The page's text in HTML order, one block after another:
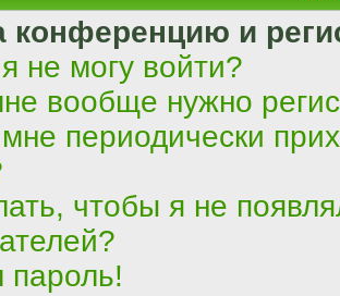
конференцию и
не могу войти?
вообще нужно
периодически
чтобы я не
пароль!